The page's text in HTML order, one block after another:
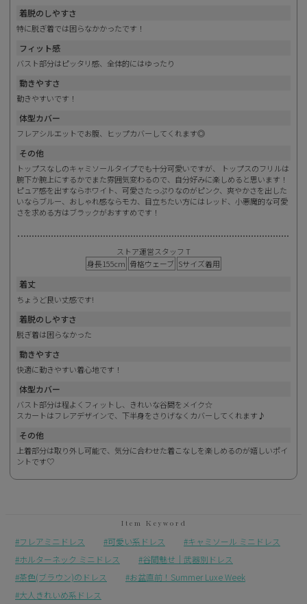
着脱のしやすさ
特に脱ぎ着では困らなかかったです！
フィット感
バスト部分はピッタリ感、全体的にはゆったり
動きやすさ
動きやすいです！
体型カバー
フレアシルエットでお腹、ヒップカバーしてくれます◎
その他
トップスなしのキャミソールタイプでも十分可愛いですが、 トップスのフリルは
腕下か腕上にするかでまた雰囲気変わるので、自分好みに楽しめると思います！
ピュア感を出すならホワイト、可愛さたっぷりなのがピンク、爽やかさを出した
いならブルー、おしゃれ感ならモカ、目立ちたい方にはレッド、小悪魔的な可愛
さを求める方はブラックがおすすめです！
ストア運営スタッフ T
身長155cm 骨格ウェーブ Sサイズ着用
着丈
ちょうど良い丈感です!
着脱のしやすさ
脱ぎ着は困らなかった
動きやすさ
快適に動きやすい着心地です！
体型カバー
バスト部分は程よくフィットし、きれいな谷間をメイク☆
スカートはフレアデザインで、下半身をさりげなくカバーしてくれます♪
その他
上着部分は取り外し可能で、気分に合わせた着こなしを楽しめるのが嬉しいポイ
ントです♡
フレアミニドレス 可愛い系ドレス
キャミソール ミニドレス
ホルターネック ミニドレス
谷間魅せ｜武器別ドレス
茶色(ブラウン)のドレス
お盆直前！Summer Luxe Week
大人きれいめ系ドレス